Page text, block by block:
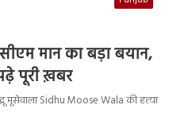
मान का बड़ा बयान,
पूरी ख़बर
मूसेवाला Sidhu Moose Wala की हत्या